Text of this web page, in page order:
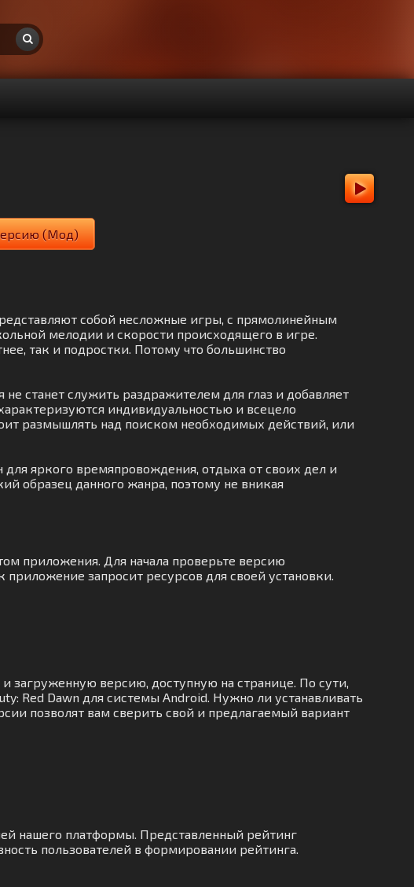
(Мод)
собой несложные игры, с прямолинейным
мелодии и скорости происходящего в игре.
так и подростки. Потому что большинство
станет служить раздражителем для глаз и добавляет
индивидуальностью и всецело
размышлять над поиском необходимых действий, или
яркого времяпровождения, отдыха от своих дел и
образец данного жанра, поэтому не вникая
приложения. Для начала проверьте версию
запросит ресурсов для своей установки.
загруженную версию, доступную на странице. По сути,
Red Dawn для системы Android. Нужно ли устанавливать
позволят вам сверить свой и предлагаемый вариант
нашего платформы. Представленный рейтинг
пользователей в формировании рейтинга.